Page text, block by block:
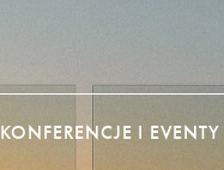
KONFERENCJE I EVENTY